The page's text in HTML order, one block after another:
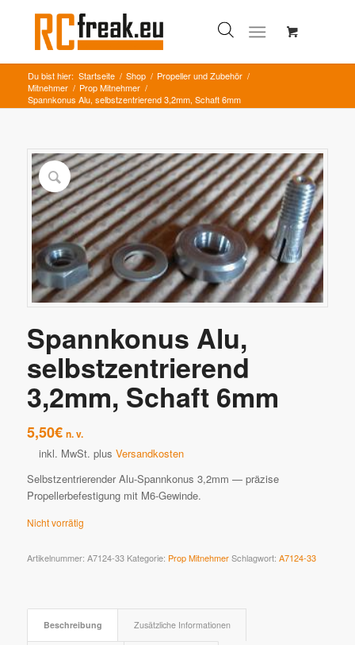
Du bist hier: Startseite / Shop / Propeller und Zubehör /
Mitnehmer / Prop Mitnehmer /
Spannkonus Alu, selbstzentrierend 3,2mm, Schaft 6mm
Spannkonus Alu,
selbstzentrierend
3,2mm, Schaft 6mm
5,50€ n. v.
inkl. MwSt. plus Versandkosten
Selbstzentrierender Alu-Spannkonus 3,2mm — präzise
Propellerbefestigung mit M6-Gewinde.
Nicht vorrätig
Artikelnummer: A7124-33 Kategorie: Prop Mitnehmer Schlagwort: A7124-33
Beschreibung Zusätzliche Informationen